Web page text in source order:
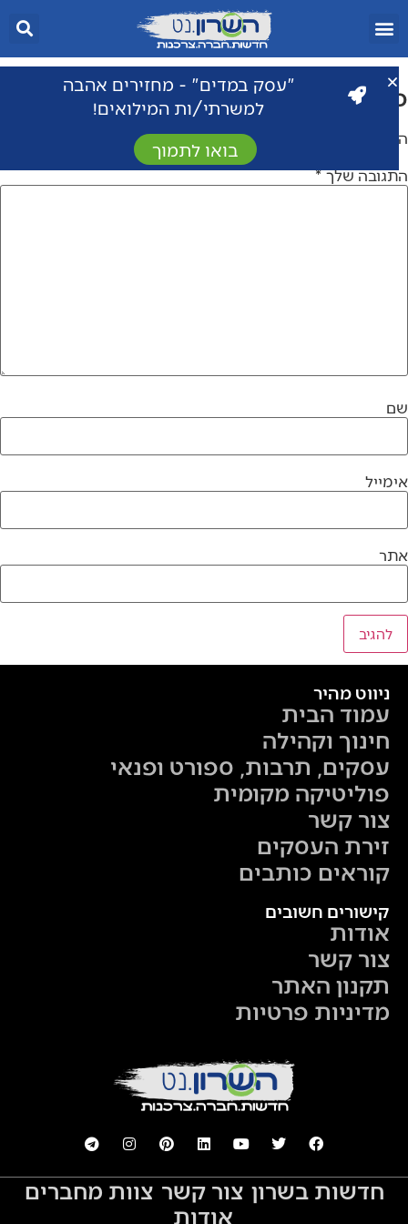
"עסק במדים" - מחזירים אהבה
למשרתי/ות המילואים!
בואו לתמוך
כתיבת תגובה
האימייל לא יוצג באתר. שדות החובה מסומנים
התגובה שלך*
שם
אימייל
אתר
ניווט מהיר
עמוד הבית
חינוך וקהילה
עסקים, תרבות, ספורט ופנאי
פוליטיקה מקומית
צור קשר
זירת העסקים
קוראים כותבים
קישורים חשובים
אודות
צור קשר
תקנון האתר
מדיניות פרטיות
חדשות בשרון צור קשר צוות מחברים
אודות